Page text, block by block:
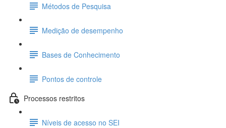
Métodos de Pesquisa
Medição de desempenho
Bases de Conhecimento
Pontos de controle
Processos restritos
Níveis de acesso no SEI